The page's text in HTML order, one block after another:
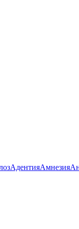
АдентияАмнезия